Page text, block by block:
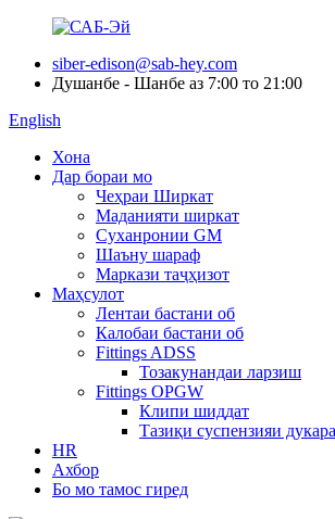
siber-edison@sab-hey.com
Душанбе - Шанбе аз 7:00 то 21:00
English
Хона
Дар бораи мо
Чеҳраи Ширкат
Маданияти ширкат
Суханронии GM
Шаъну шараф
Маркази таҷҳизот
Маҳсулот
Лентаи бастани об
Калобаи бастани об
Fittings ADSS
Тозакунандаи ларзиш
Fittings OPGW
Клипи шиддат
Тазиқи суспензияи
HR
Ахбор
Бо мо тамос гиред